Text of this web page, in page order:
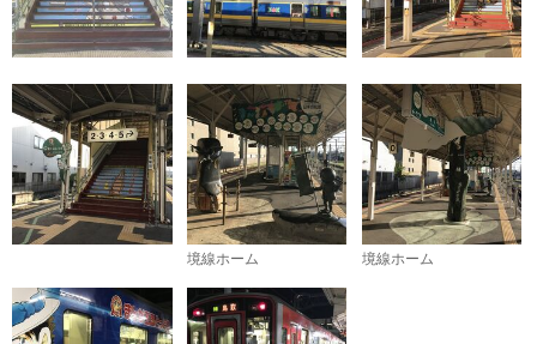
境線ホーム 境線ホーム